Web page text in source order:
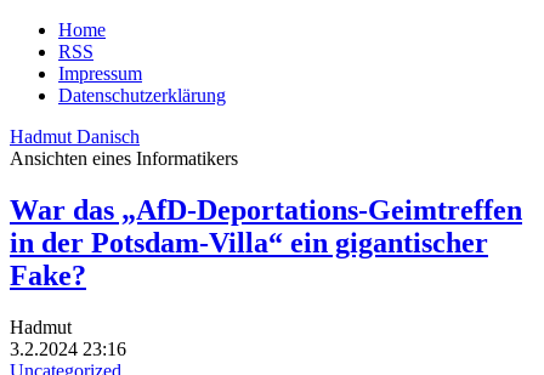
Home
RSS
Impressum
Datenschutzerklärung
Hadmut Danisch
Ansichten eines Informatikers
War das „AfD-Deportations-Geimtreffen
in der Potsdam-Villa“ ein gigantischer
Fake?
Hadmut
3.2.2024 23:16
Uncategorized